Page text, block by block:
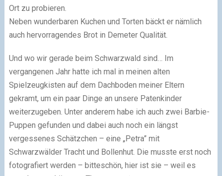
Ort zu probieren.
Neben wunderbaren Kuchen und Torten bäckt er nämlich
auch hervorragendes Brot in Demeter Qualität.
Und wo wir gerade beim Schwarzwald sind… Im
vergangenen Jahr hatte ich mal in meinen alten
Spielzeugkisten auf dem Dachboden meiner Eltern
gekramt, um ein paar Dinge an unsere Patenkinder
weiterzugeben. Unter anderem habe ich auch zwei Barbie-
Puppen gefunden und dabei auch noch ein längst
vergessenes Schätzchen – eine „Petra” mit
Schwarzwälder Tracht und Bollenhut. Die musste erst noch
fotografiert werden – bitteschön, hier ist sie – weil es